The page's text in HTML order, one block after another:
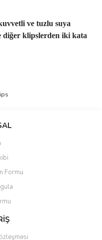
ve tuzlu suya
diğer klipslerden iki kata
ve diğer
Formu